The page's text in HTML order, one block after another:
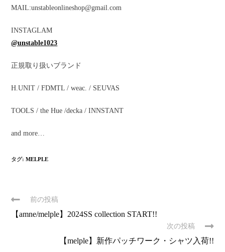
MAIL:unstableonlineshop@gmail.com
INSTAGLAM
@unstable1023
正規取り扱いブランド
H.UNIT / FDMTL / weac. / SEUVAS
TOOLS / the Hue /decka / INNSTANT
and more…
タグ:MELPLE
前の投稿
【amne/melple】2024SS collection START!!
次の投稿
【melple】新作パッチワーク・シャツ入荷!!